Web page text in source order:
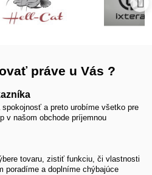
práve u Vás ?
spokojnosť a preto urobíme všetko pre
v našom obchode príjemnou
tovaru, zistiť funkciu, či vlastnosti
poradíme a doplníme chýbajúce